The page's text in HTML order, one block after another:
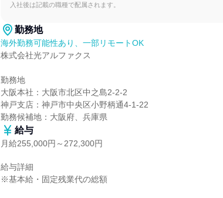
入社後は記載の職種で配属されます。
勤務地
海外勤務可能性あり、一部リモートOK
株式会社光アルファクス
勤務地
大阪本社：大阪市北区中之島2-2-2
神戸支店：神戸市中央区小野柄通4-1-22
勤務候補地：大阪府、兵庫県
給与
月給255,000円～272,300円
給与詳細
※基本給・固定残業代の総額